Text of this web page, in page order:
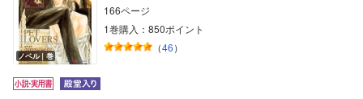
ノベル｜巻
166ページ
1巻購入：850ポイント
（46）